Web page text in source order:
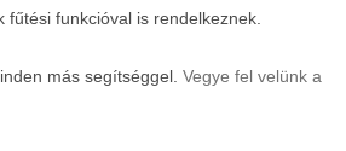
funkcióval is rendelkeznek.
más segítséggel. Vegye fel velünk a